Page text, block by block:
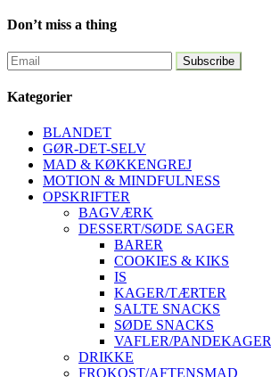
Don’t miss a thing
Kategorier
BLANDET
GØR-DET-SELV
MAD & KØKKENGREJ
MOTION & MINDFULNESS
OPSKRIFTER
BAGVÆRK
DESSERT/SØDE SAGER
BARER
COOKIES & KIKS
IS
KAGER/TÆRTER
SALTE SNACKS
SØDE SNACKS
VAFLER/PANDEKAGER
DRIKKE
FROKOST/AFTENSMAD